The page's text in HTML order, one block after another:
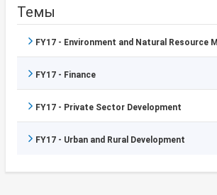
Темы
FY17 - Environment and Natural Resource
FY17 - Finance
FY17 - Private Sector Development
FY17 - Urban and Rural Development